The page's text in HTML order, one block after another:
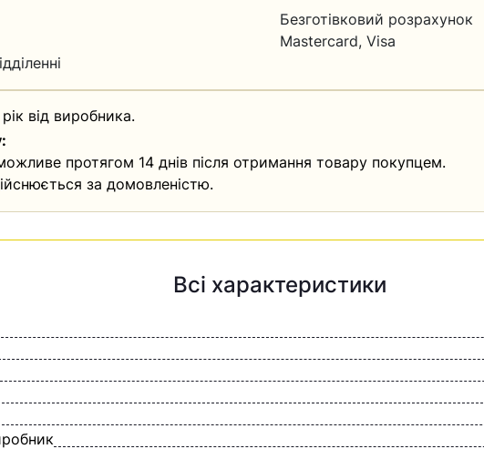
Безготівковий розрахунок
Mastercard, Visa
від виробника.
протягом 14 днів після отримання товару покупцем.
за домовленістю.
Всі характеристики